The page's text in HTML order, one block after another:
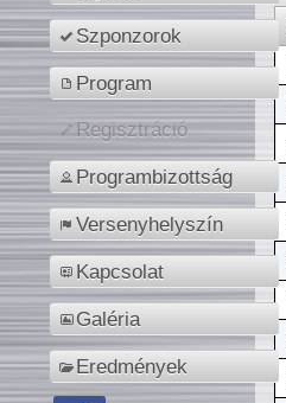
Szponzorok
Program
Regisztráció
Programbizottság
Versenyhelyszín
Kapcsolat
Galéria
Eredmények